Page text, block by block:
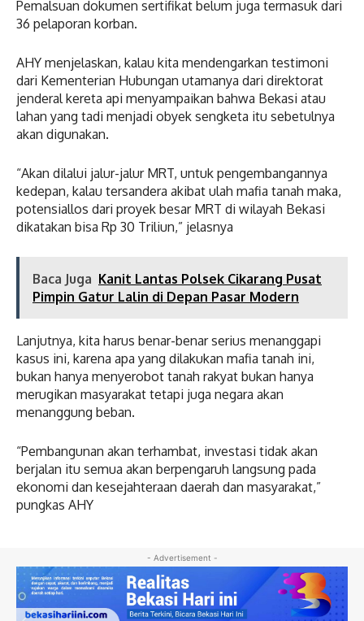
Pemalsuan dokumen sertifikat belum juga termasuk dari
36 pelaporan korban.
AHY menjelaskan, kalau kita mendengarkan testimoni
dari Kementerian Hubungan utamanya dari direktorat
jenderal kereta api menyampaikan bahwa Bekasi atau
lahan yang tadi menjadi obyek sengketa itu sebetulnya
akan digunakan.
“Akan dilalui jalur-jalur MRT, untuk pengembangannya
kedepan, kalau tersandera akibat ulah mafia tanah maka,
potensiallos dari proyek besar MRT di wilayah Bekasi
dikatakan bisa Rp 30 Triliun,” jelasnya
Baca Juga Kanit Lantas Polsek Cikarang Pusat
Pimpin Gatur Lalin di Depan Pasar Modern
Lanjutnya, kita harus benar-benar serius menanggapi
kasus ini, karena apa yang dilakukan mafia tanah ini,
bukan hanya menyerobot tanah rakyat bukan hanya
merugikan masyarakat tetapi juga negara akan
menanggung beban.
“Pembangunan akan terhambat, investasi tidak akan
berjalan itu semua akan berpengaruh langsung pada
ekonomi dan kesejahteraan daerah dan masyarakat,”
pungkas AHY
- Advertisement -